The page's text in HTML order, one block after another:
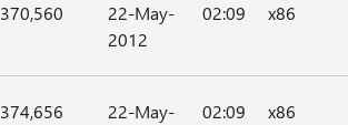
370,560
22-May-
2012
02:09 x86
374,656
22-May-
02:09 x86